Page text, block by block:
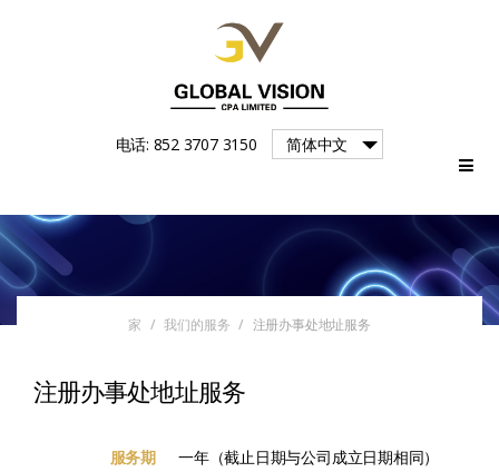
Global
Vision
电话: 852 3707 3150 简体中文
家 / 我们的服务 / 注册办事处地址服务
注册办事处地址服务
服务期
一年（截止日期与公司成立日期相同）